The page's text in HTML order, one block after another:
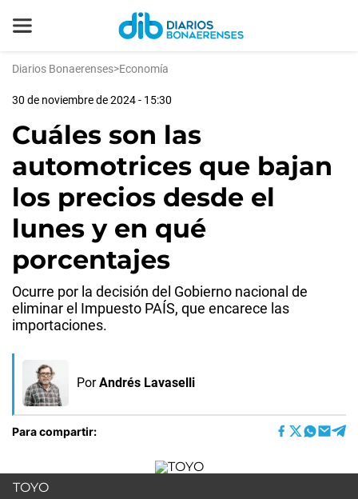
Diarios Bonaerenses>Economía
30 de noviembre de 2024 - 15:30
Cuáles son las
automotrices que bajan
los precios desde el
lunes y en qué
porcentajes
Ocurre por la decisión del Gobierno nacional de
eliminar el Impuesto PAÍS, que encarece las
importaciones.
Por Andrés Lavaselli
Para compartir:
TOYO